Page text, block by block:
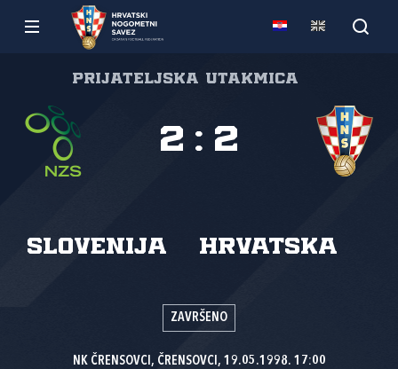
Prijateljska utakmica
Slovenija Hrvatska
2 : 2
ZAVRŠENO
NK ČRENSOVCI, ČRENSOVCI, 19.05.1998. 17:00